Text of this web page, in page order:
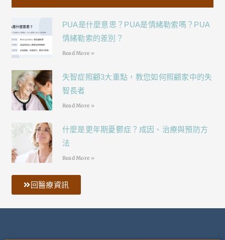
PUA是什麼意思？PUA是情緒勒索嗎？PUA
情緒勒索的差別？
Read More »
失智症照顧3大重點，教您如何照顧家中的失
智長者
Read More »
什麼是更年期憂鬱症？成因、治療與預防方
法
Read More »
回醫療資訊